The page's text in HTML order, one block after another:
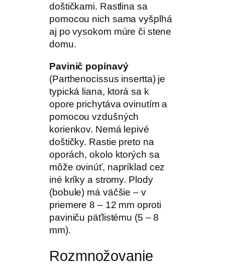
doštičkami. Rastlina sa
pomocou nich sama vyšplhá
aj po vysokom múre či stene
domu.
Pavinič popínavý
(Parthenocissus insertta) je
typická liana, ktorá sa k
opore prichytáva ovinutím a
pomocou vzdušných
korienkov. Nemá lepivé
doštičky. Rastie preto na
oporách, okolo ktorých sa
môže ovinúť, napríklad cez
iné kríky a stromy. Plody
(bobule) má väčšie – v
priemere 8 – 12 mm oproti
paviniču päťlistému (5 – 8
mm).
Rozmnožovanie